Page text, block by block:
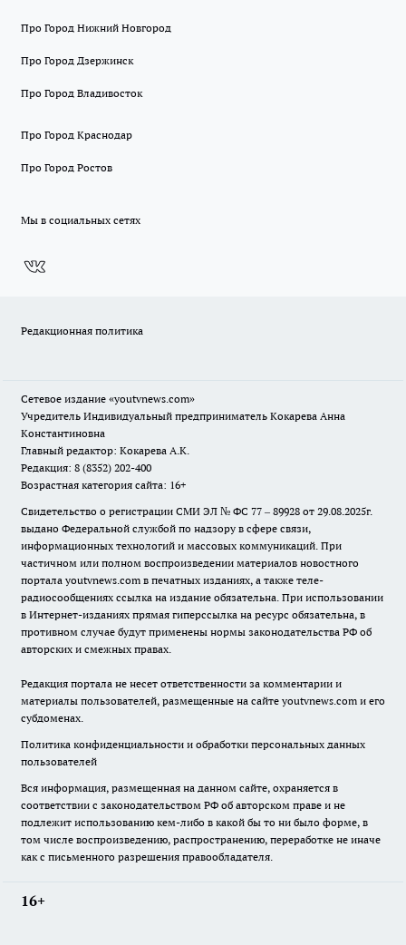
Про Город Нижний Новгород
Про Город Дзержинск
Про Город Владивосток
Про Город Краснодар
Про Город Ростов
Мы в социальных сетях
Редакционная политика
Сетевое издание «youtvnews.com»
Учредитель Индивидуальный предприниматель Кокарева Анна
Константиновна
Главный редактор: Кокарева А.К.
Редакция: 8 (8352) 202-400
Возрастная категория сайта: 16+
Свидетельство о регистрации СМИ ЭЛ № ФС 77 – 89928 от 29.08.2025г.
выдано Федеральной службой по надзору в сфере связи,
информационных технологий и массовых коммуникаций. При
частичном или полном воспроизведении материалов новостного
портала youtvnews.com в печатных изданиях, а также теле-
радиосообщениях ссылка на издание обязательна. При использовании
в Интернет-изданиях прямая гиперссылка на ресурс обязательна, в
противном случае будут применены нормы законодательства РФ об
авторских и смежных правах.
Редакция портала не несет ответственности за комментарии и
материалы пользователей, размещенные на сайте youtvnews.com и его
субдоменах.
Политика конфиденциальности и обработки персональных данных
пользователей
Вся информация, размещенная на данном сайте, охраняется в
соответствии с законодательством РФ об авторском праве и не
подлежит использованию кем-либо в какой бы то ни было форме, в
том числе воспроизведению, распространению, переработке не иначе
как с письменного разрешения правообладателя.
16+